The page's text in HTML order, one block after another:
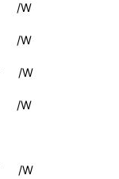
/W
/W
/W
/W
/W